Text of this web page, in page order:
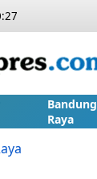
Bandung
Raya